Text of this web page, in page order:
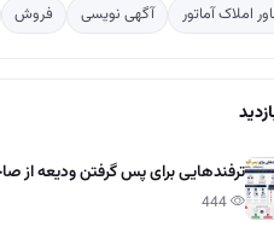
املاک آماتور
آگهی نویسی فروش
ترفندهایی برای پس گرفتن ودیعه از